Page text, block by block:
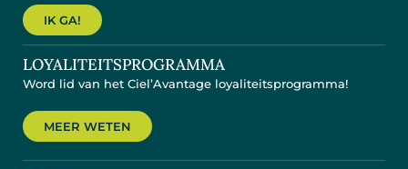
IK GA!
LOYALITEITSPROGRAMMA
Word lid van het Ciel’Avantage loyaliteitsprogramma!
MEER WETEN